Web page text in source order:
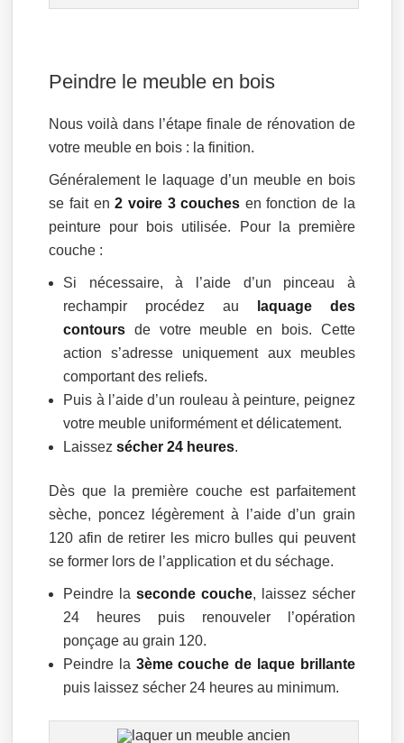
Peindre le meuble en bois
Nous voilà dans l’étape finale de rénovation de
votre meuble en bois : la finition.
Généralement le laquage d’un meuble en bois
se fait en2 voire 3 couches en fonction de la
peinture pour bois utilisée. Pour la première
couche :
Si nécessaire, à l’aide d’un pinceau à
rechampir procédez au
laquage des
contours de votre meuble en bois. Cette
action s’adresse uniquement aux meubles
comportant des reliefs.
Puis à l’aide d’un rouleau à peinture, peignez
votre meuble uniformément et délicatement.
Laissezsécher 24 heures.
Dès que la première couche est parfaitement
sèche, poncez légèrement à l’aide d’un grain
120 afin de retirer les micro bulles qui peuvent
se former lors de l’application et du séchage.
Peindre laseconde couche, laissez sécher
24 heures puis renouveler l’opération
ponçage au grain 120.
Peindre la 3ème couche de laque brillante
puis laissez sécher 24 heures au minimum.